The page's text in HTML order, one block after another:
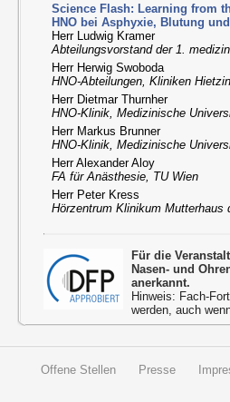
Science Flash: Learning from
HNO bei Asphyxie, Blutung
Herr Ludwig Kramer
Abteilungsvorstand der 1.
Herr Herwig Swoboda
HNO-Abteilungen, Kliniken
Herr Dietmar Thurnher
HNO-Klinik, Medizinische
Herr Markus Brunner
HNO-Klinik, Medizinische
Herr Alexander Aloy
FA für Anästhesie, TU Wien
Herr Peter Kress
Hörzentrum Klinikum Mutterhaus
Für die
Nasen- und
anerkannt.
Hinweis: Fach-
werden, auch
Offene Stellen Presse